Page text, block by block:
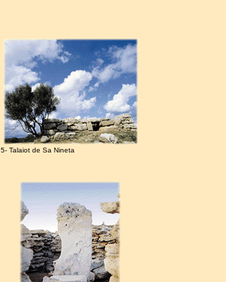
5- Talaiot de Sa Nineta